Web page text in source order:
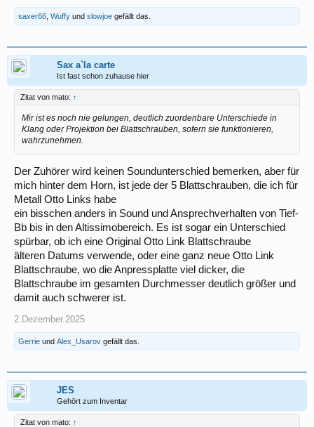
saxer66 Wuffy und slowjoe gefällt das.
Sax a`la carte
Ist fast schon zuhause hier
Zitat von mato: ↑
Mir ist es noch nie gelungen, deutlich zuordenbare Unterschiede in
Klang oder Projektion bei Blattschrauben, sofern sie funktionieren,
wahrzunehmen.
Der Zuhörer wird keinen Soundunterschied bemerken, aber für
mich hinter dem Horn, ist jede der 5 Blattschrauben, die ich für
Metall Otto Links habe
ein bisschen anders in Sound und Ansprechverhalten von Tief-
Bb bis in den Altissimobereich. Es ist sogar ein Unterschied
spürbar, ob ich eine Original Otto Link Blattschraube
älteren Datums verwende, oder eine ganz neue Otto Link
Blattschraube, wo die Anpressplatte viel dicker, die
Blattschraube im gesamten Durchmesser deutlich größer und
damit auch schwerer ist.
2.Dezember.2025
Gerrie und Alex_Usarov gefällt das.
JES
Gehört zum Inventar
Zitat von mato: ↑